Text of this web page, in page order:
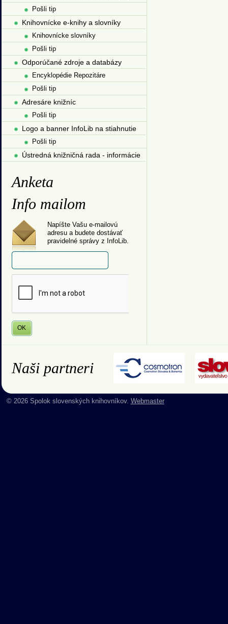
Pošli tip
Knihovnícke e-knihy a slovníky
Knihovnícke slovníky
Pošli tip
Odporúčané zdroje a databázy
Encyklopédie Repozitáre
Pošli tip
Adresáre knižníc
Pošli tip
Logo a banner InfoLib na stiahnutie
Pošli tip
Ústredná knižničná rada - informácie
Anketa
Info mailom
Napíšte Vašu e-mailovú
adresu a budete dostávať
pravidelné správy z InfoLib.
Naši partneri
© 2026 Spolok slovenských knihovníkov. Webmaster